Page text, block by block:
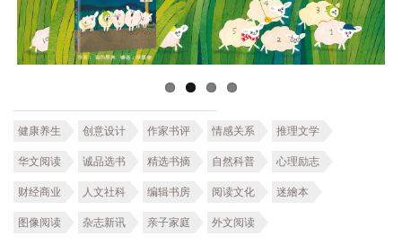
健康养生 创意设计 作家书评 情感关系 推理文学
华文阅读 诚品选书 精选书摘 自然科普 心理励志
财经商业 人文社科 编辑书房 阅读文化 迷繪本
图像阅读 杂志新讯 亲子家庭 外文阅读